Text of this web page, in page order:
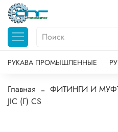
РУКАВА ПРОМЫШЛЕННЫЕ
Главная ФИТИНГИ И
JIC (Г) CS